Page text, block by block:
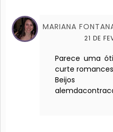
MARIANA
21 DE
Parece uma
curte
Beijos